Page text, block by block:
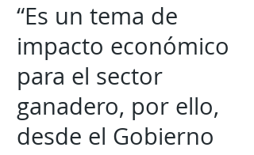
“Es un tema de
impacto económico
para el sector
ganadero, por ello,
desde el Gobierno